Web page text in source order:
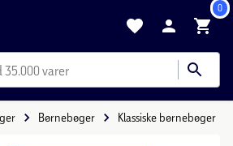
0
35.000 varer
Børnebøger Klassiske børnebøger